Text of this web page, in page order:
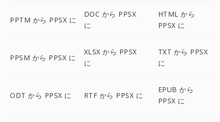
PPTM から PPSX に
DOC から PPSX
に
HTML から
PPSX に
PPSM から PPSX に
XLSX から PPSX
に
TXT から PPSX
に
ODT から PPSX に RTF から PPSX に
EPUB から
PPSX に